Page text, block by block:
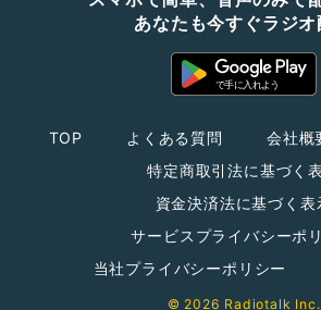
あなたも今すぐラジ
TOP よくある質問 会社概
特定商取引法に基づく
資金決済法に基づく表
サービスプライバシーポ
当社プライバシーポリシー
© 2026 Radiotalk Inc.